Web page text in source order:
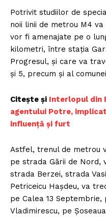
Potrivit studiilor de
noii linii de metrou M4
vor fi amenajate pe o
kilometri, între stația
Progresul, și care va
și 5, precum și al
Citește și Interlopul din
agentului Potre,
influență și furt
Astfel, trenul de metrou
pe strada Gării de Nord,
strada Berzei, strada
Petriceicu Hașdeu, va
pe Calea 13 Septembrie,
Vladimirescu, pe